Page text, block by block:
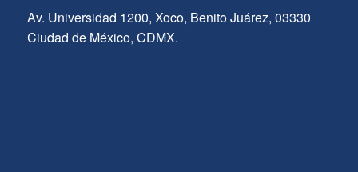
Av. Universidad 1200, Xoco, Benito Juárez, 03330
Ciudad de México, CDMX.